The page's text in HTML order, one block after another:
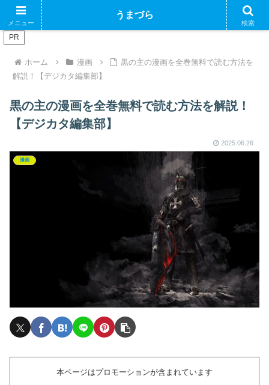
ブログで収益化できるかやってみるブログ
PR
ホーム 漫画
黒の主の漫画を全巻無料で読む方法を
解説！【デジカタ編集部】
黒の主の漫画を全巻無料で読む方法を解説！
【デジカタ編集部】
2025.06.26
漫画
本ページはプロモーションが含まれています
メニュー
うまづら
検索